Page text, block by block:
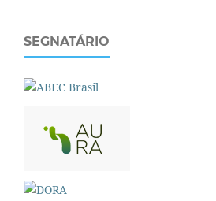
SEGNATÁRIO